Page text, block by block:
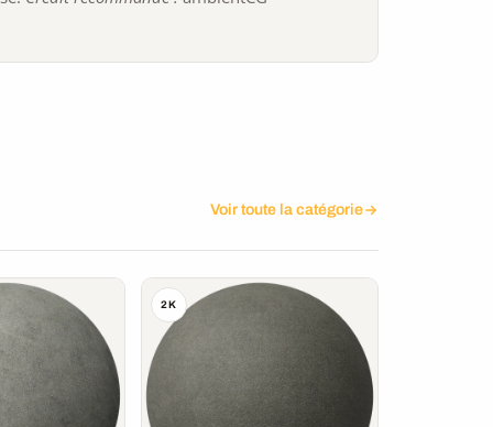
Voir toute la catégorie
2K